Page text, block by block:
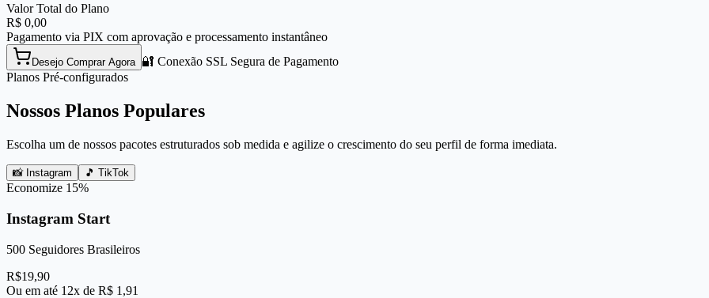
Valor Total do Plano
R$ 0,00
Pagamento via PIX com aprovação e processamento instantâneo
Desejo Comprar Agora 🔐 Conexão SSL Segura de Pagamento
Planos Pré-configurados
Nossos Planos Populares
Escolha um de nossos pacotes estruturados sob medida e agilize o crescimento do seu perfil de forma imediata.
📸 Instagram 🎵 TikTok
Economize 15%
Instagram Start
500 Seguidores Brasileiros
R$19,90
Ou em até 12x de R$ 1,91